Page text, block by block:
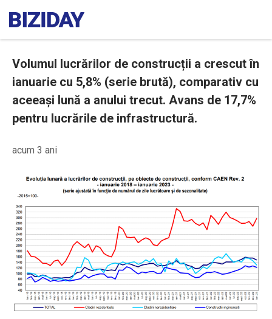
Volumul lucrărilor de construcții a crescut în
ianuarie cu 5,8% (serie brută), comparativ cu
aceeași lună a anului trecut. Avans de 17,7%
pentru lucrările de infrastructură.
acum 3 ani